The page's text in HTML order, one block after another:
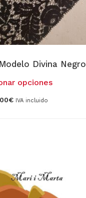
Divina Negro
opcionesEste
elegir
en
€Rango
IVA incluido